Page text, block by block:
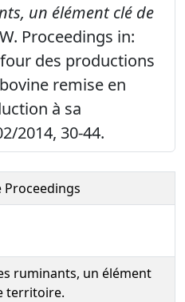
un élément clé de
Proceedings in:
des productions
remise en
à sa
2014, 30-44.
Proceedings
ruminants, un élément
territoire.